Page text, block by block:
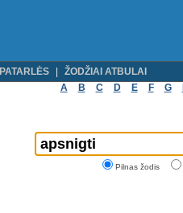
PATARLĖS
ŽODŽIAI ATBULAI
A
B C D E F G
Pilnas žodis